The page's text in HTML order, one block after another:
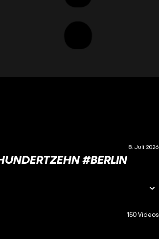
8. Juli 2026
#BERLIN
150 Videos